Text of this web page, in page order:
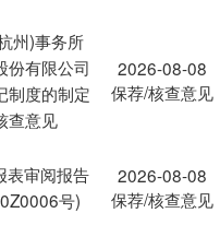
州)事务所
份有限公司
制度的制定
查意见
2026-08-08
保荐/核查意见
表审阅报告
号)
2026-08-08
保荐/核查意见